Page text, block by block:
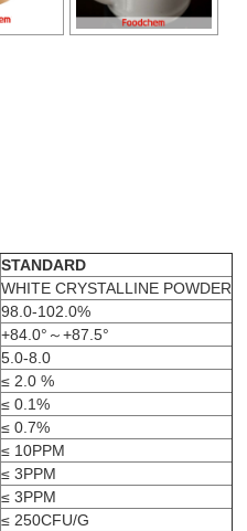
STANDARD
WHITE CRYSTALLINE POWDER
98.0-102.0%
+84.0°～+87.5°
5.0-8.0
≤ 2.0 %
≤ 0.1%
≤ 0.7%
≤ 10PPM
≤ 3PPM
≤ 3PPM
≤ 250CFU/G